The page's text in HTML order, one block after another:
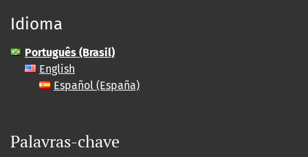
Idioma
Português (Brasil)
English
Español (España)
Palavras-chave